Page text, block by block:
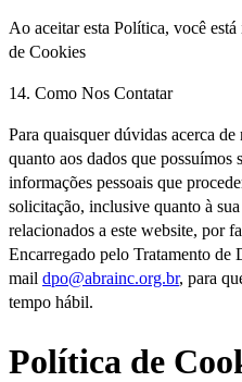
Ao aceitar esta Política, você
de Cookies
14. Como Nos Contatar
Para quaisquer dúvidas acerca
quanto aos dados que
informações pessoais que
solicitação, inclusive quanto à
relacionados a este website, por
Encarregado pelo Tratamento de
mail dpo@abrainc.org.br, para
tempo hábil.
Política de